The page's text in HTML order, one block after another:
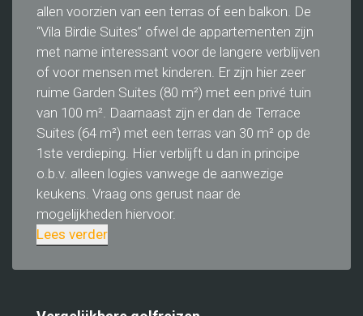
allen voorzien van een terras of een balkon. De
“Vila Birdie Suites” ofwel de appartementen zijn
met name interessant voor de langere verblijven
of voor mensen met kinderen. Er zijn hier zeer
ruime Garden Suites (80 m²) met een privé tuin
van 100 m². Daarnaast zijn er dan de Terrace
Suites (64 m²) met een terras van 30 m² op de
1ste verdieping. Hier verblijft u dan in principe
o.b.v. alleen logies vanwege de aanwezige
keukens. Vraag ons gerust naar de
mogelijkheden hiervoor.
Lees verder